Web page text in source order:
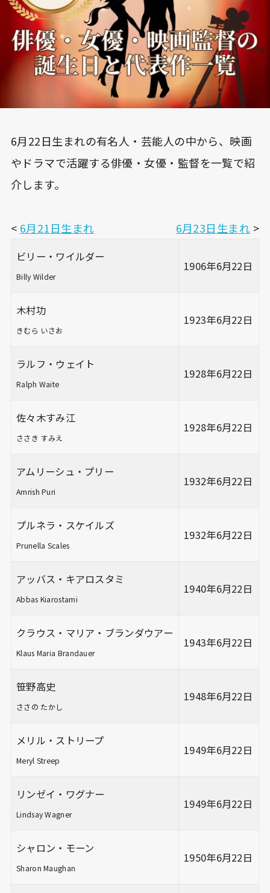
6月22日生まれの有名人・芸能人の中から、映画
やドラマで活躍する俳優・女優・監督を一覧で紹
介します。
< 6月21日生まれ 6月23日生まれ >
ビリー・ワイルダー
Billy Wilder
1906年6月22日
木村功
きむら いさお
1923年6月22日
ラルフ・ウェイト
Ralph Waite
1928年6月22日
佐々木すみ江
ささき すみえ
1928年6月22日
アムリーシュ・プリー
Amrish Puri
1932年6月22日
プルネラ・スケイルズ
Prunella Scales
1932年6月22日
アッバス・キアロスタミ
Abbas Kiarostami
1940年6月22日
クラウス・マリア・ブランダウアー
Klaus Maria Brandauer
1943年6月22日
笹野高史
ささの たかし
1948年6月22日
メリル・ストリープ
Meryl Streep
1949年6月22日
リンゼイ・ワグナー
Lindsay Wagner
1949年6月22日
シャロン・モーン
Sharon Maughan
1950年6月22日